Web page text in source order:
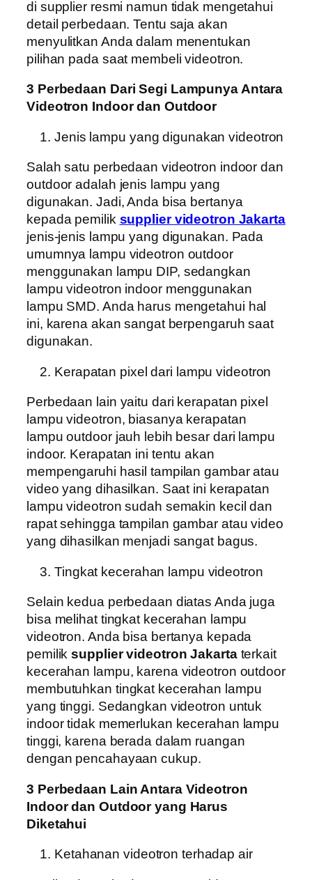
di supplier resmi namun tidak mengetahui
detail perbedaan. Tentu saja akan
menyulitkan Anda dalam menentukan
pilihan pada saat membeli videotron.
3 Perbedaan Dari Segi Lampunya Antara
Videotron Indoor dan Outdoor
Jenis lampu yang digunakan videotron
Salah satu perbedaan videotron indoor dan
outdoor adalah jenis lampu yang
digunakan. Jadi, Anda bisa bertanya
kepada pemilik supplier videotron Jakarta
jenis-jenis lampu yang digunakan. Pada
umumnya lampu videotron outdoor
menggunakan lampu DIP, sedangkan
lampu videotron indoor menggunakan
lampu SMD. Anda harus mengetahui hal
ini, karena akan sangat berpengaruh saat
digunakan.
Kerapatan pixel dari lampu videotron
Perbedaan lain yaitu dari kerapatan pixel
lampu videotron, biasanya kerapatan
lampu outdoor jauh lebih besar dari lampu
indoor. Kerapatan ini tentu akan
mempengaruhi hasil tampilan gambar atau
video yang dihasilkan. Saat ini kerapatan
lampu videotron sudah semakin kecil dan
rapat sehingga tampilan gambar atau video
yang dihasilkan menjadi sangat bagus.
Tingkat kecerahan lampu videotron
Selain kedua perbedaan diatas Anda juga
bisa melihat tingkat kecerahan lampu
videotron. Anda bisa bertanya kepada
pemiliksupplier videotron Jakartaterkait
kecerahan lampu, karena videotron outdoor
membutuhkan tingkat kecerahan lampu
yang tinggi. Sedangkan videotron untuk
indoor tidak memerlukan kecerahan lampu
tinggi, karena berada dalam ruangan
dengan pencahayaan cukup.
3 Perbedaan Lain Antara Videotron
Indoor dan Outdoor yang Harus
Diketahui
Ketahanan videotron terhadap air